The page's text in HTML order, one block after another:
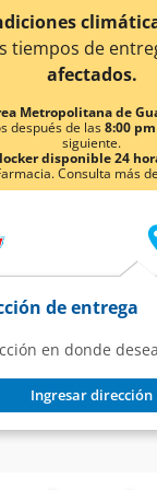
inner">
tiempos de
afectados.
Metropolitana de
después de las8:00 pm
siguiente.
locker disponible 24
Consulta más
de entrega
en donde
Ingresar dirección
Medicina Dolor
20 Tabletas.